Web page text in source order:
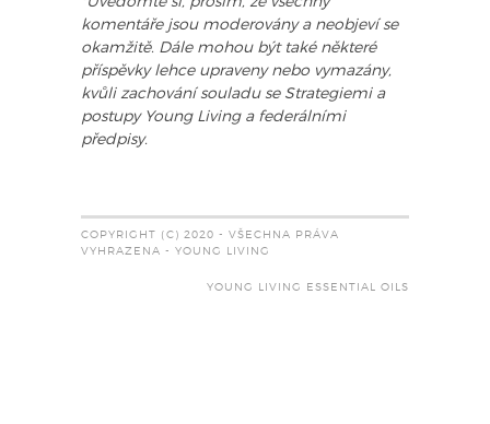
komentáře jsou moderovány a neobjeví se
okamžitě. Dále mohou být také některé
příspěvky lehce upraveny nebo vymazány,
kvůli zachování souladu se Strategiemi a
postupy Young Living a federálními
předpisy.
COPYRIGHT (C) 2020 - VŠECHNA PRÁVA
VYHRAZENA - YOUNG LIVING
YOUNG LIVING ESSENTIAL OILS